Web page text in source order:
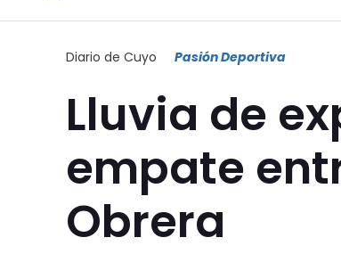
Diario de Cuyo Pasión Deportiva
Lluvia de
empate
Obrera